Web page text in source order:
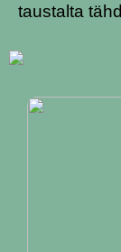
taustalta